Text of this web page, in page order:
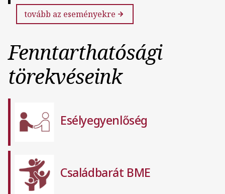
tovább az eseményekre
Fenntarthatósági
törekvéseink
Esélyegyenlőség
Családbarát BME